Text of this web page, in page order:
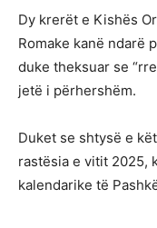
Dy krerët e Kishës
Romake kanë ndarë
duke theksuar se
jetë i përhershëm.
Duket se shtysë e
rastësia e vitit 2025,
kalendarike të